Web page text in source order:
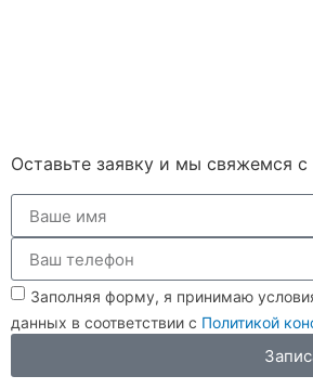
Оставьте заявку и мы свяжемся
Заполняя форму, я принимаю
данных в соответствии с Политикой